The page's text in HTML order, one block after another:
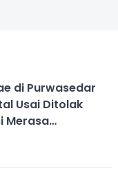
di Purwasedar
Usai Ditolak
Merasa